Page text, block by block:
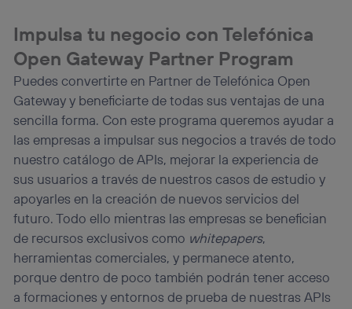
Impulsa tu negocio con Telefónica
Open Gateway Partner Program
Puedes convertirte en Partner de Telefónica Open
Gateway y beneficiarte de todas sus ventajas de una
sencilla forma. Con este programa queremos ayudar a
las empresas a impulsar sus negocios a través de todo
nuestro catálogo de APIs, mejorar la experiencia de
sus usuarios a través de nuestros casos de estudio y
apoyarles en la creación de nuevos servicios del
futuro. Todo ello mientras las empresas se benefician
de recursos exclusivos como whitepapers,
herramientas comerciales, y permanece atento,
porque dentro de poco también podrán tener acceso
a formaciones y entornos de prueba de nuestras APIs